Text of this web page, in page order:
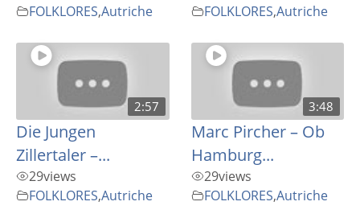
FOLKLORES,Autriche
FOLKLORES,Autriche
2:57
Die Jungen
Zillertaler –...
29views
FOLKLORES,Autriche
3:48
Marc Pircher – Ob
Hamburg...
29views
FOLKLORES,Autriche